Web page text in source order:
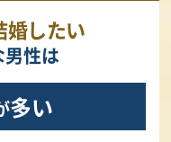
婚したい
男性は
多い